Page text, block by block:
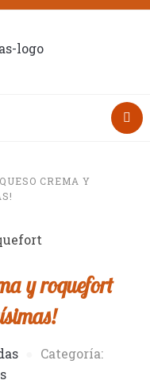
CREMA Y
y roquefort
Categoría: